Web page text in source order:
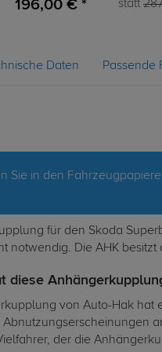
196,00 € * statt
Daten Passende
Sie in den
für den Skoda
notwendig. Die AHK
diese
von Auto-Hak hat
der die